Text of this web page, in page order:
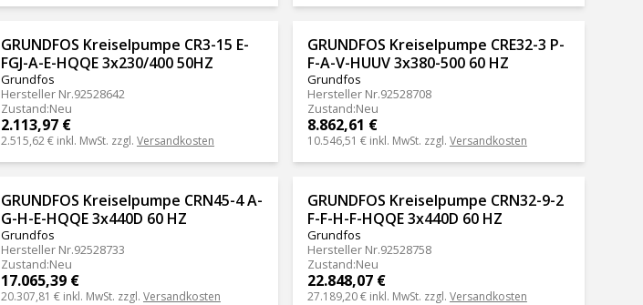
GRUNDFOS Kreiselpumpe CR3-15 E-
FGJ-A-E-HQQE 3x230/400 50HZ
Grundfos
Hersteller Nr.92528642
Zustand:Neu
2.113,97 €
2.515,62 € inkl. MwSt. zzgl. Versandkosten
GRUNDFOS Kreiselpumpe CRE32-3 P-
F-A-V-HUUV 3x380-500 60 HZ
Grundfos
Hersteller Nr.92528708
Zustand:Neu
8.862,61 €
10.546,51 € inkl. MwSt. zzgl. Versandkosten
GRUNDFOS Kreiselpumpe CRN45-4 A-
G-H-E-HQQE 3x440D 60 HZ
Grundfos
Hersteller Nr.92528733
Zustand:Neu
17.065,39 €
20.307,81 € inkl. MwSt. zzgl. Versandkosten
GRUNDFOS Kreiselpumpe CRN32-9-2
F-F-H-F-HQQE 3x440D 60 HZ
Grundfos
Hersteller Nr.92528758
Zustand:Neu
22.848,07 €
27.189,20 € inkl. MwSt. zzgl. Versandkosten